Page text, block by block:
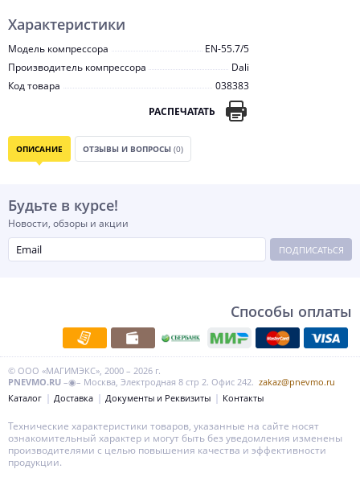
Характеристики
Модель компрессора
EN-55.7/5
Производитель компрессора
Dali
Код товара
038383
РАСПЕЧАТАТЬ
ОПИСАНИЕ ОТЗЫВЫ И ВОПРОСЫ (0)
Будьте в курсе!
Новости, обзоры и акции
ПОДПИСАТЬСЯ
Способы оплаты
© ООО «МАГИМЭКС», 2000 – 2026 г.
PNEVMO.RU –◉– Москва, Электродная 8 стр 2. Офис 242. zakaz@pnevmo.ru
Каталог
Доставка Документы и Реквизиты Контакты
Технические характеристики товаров, указанные на сайте носят
ознакомительный характер и могут быть без уведомления изменены
производителями с целью повышения качества и эффективности
продукции.